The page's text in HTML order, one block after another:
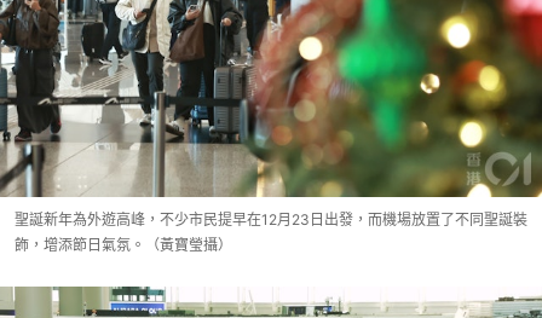
聖誕新年為外遊高峰，不少市民提早在12月23日出發，而機場放置了不同聖誕裝
飾，增添節日氣氛。（黃寶瑩攝）